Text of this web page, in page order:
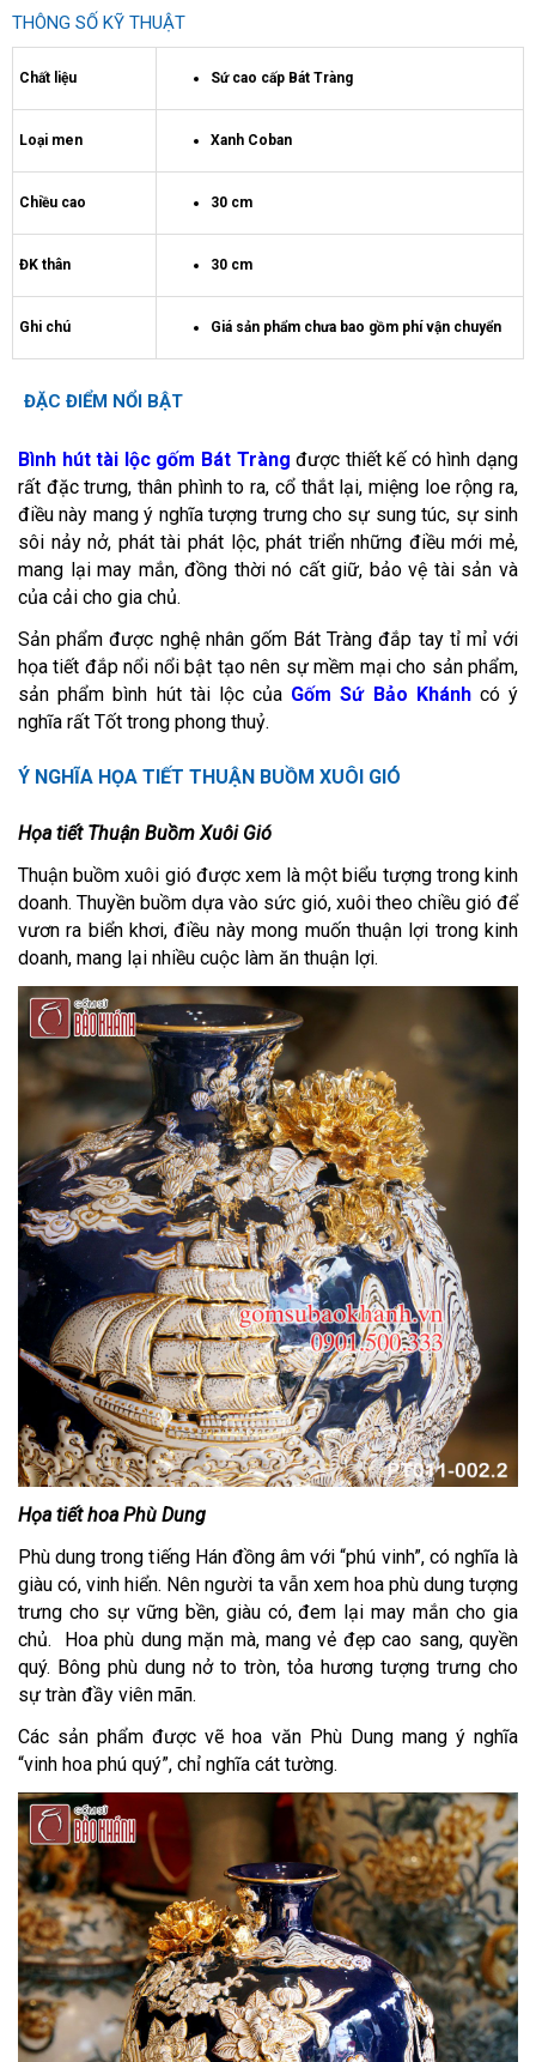
THÔNG SỐ KỸ THUẬT
Chất liệu Sứ cao cấp Bát Tràng
Loại men Xanh Coban
Chiều cao 30 cm
ĐK thân 30 cm
Ghi chú Giá sản phẩm chưa bao gồm phí vận chuyển
ĐẶC ĐIỂM NỔI BẬT
Bình hút tài lộc gốm Bát Tràng được thiết kế có hình dạng
rất đặc trưng, thân phình to ra, cổ thắt lại, miệng loe rộng ra,
điều này mang ý nghĩa tượng trưng cho sự sung túc, sự sinh
sôi nảy nở, phát tài phát lộc, phát triển những điều mới mẻ,
mang lại may mắn, đồng thời nó cất giữ, bảo vệ tài sản và
của cải cho gia chủ.
Sản phẩm được nghệ nhân gốm Bát Tràng đắp tay tỉ mỉ với
họa tiết đắp nổi nổi bật tạo nên sự mềm mại cho sản phẩm,
sản phẩm bình hút tài lộc của Gốm Sứ Bảo Khánhcó ý
nghĩa rất Tốt trong phong thuỷ.
Ý NGHĨA HỌA TIẾT THUẬN BUỒM XUÔI GIÓ
Họa tiết Thuận Buồm Xuôi Gió
Thuận buồm xuôi gió được xem là một biểu tượng trong kinh
doanh. Thuyền buồm dựa vào sức gió, xuôi theo chiều gió để
vươn ra biển khơi, điều này mong muốn thuận lợi trong kinh
doanh, mang lại nhiều cuộc làm ăn thuận lợi.
Họa tiết hoa Phù Dung
Phù dung trong tiếng Hán đồng âm với “phú vinh”, có nghĩa là
giàu có, vinh hiển. Nên người ta vẫn xem hoa phù dung tượng
trưng cho sự vững bền, giàu có, đem lại may mắn cho gia
chủ. Hoa phù dung mặn mà, mang vẻ đẹp cao sang, quyền
quý. Bông phù dung nở to tròn, tỏa hương tượng trưng cho
sự tràn đầy viên mãn.
Các sản phẩm được vẽ hoa văn Phù Dung mang ý nghĩa
“vinh hoa phú quý”, chỉ nghĩa cát tường.